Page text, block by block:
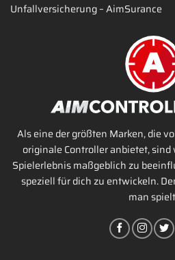
Unfallversicherung – AimSurance
Als eine der größten Marken, die
originale Controller anbietet,
Spielerlebnis maßgeblich zu
speziell für dich zu entwickeln.
man